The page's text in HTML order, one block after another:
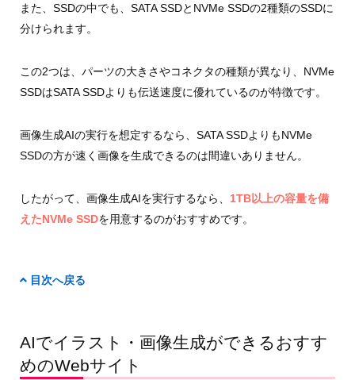
また、SSDの中でも、SATA SSDとNVMe SSDの2種類のSSDに
分けられます。
この2つは、パーツの大きさやコネクタの種類が異なり、NVMe
SSDはSATA SSDよりも伝送速度に優れているのが特徴です。
画像生成AIの実行を想定するなら、SATA SSDよりもNVMe
SSDの方が速く画像を生成できるのは間違いありません。
したがって、画像生成AIを実行するなら、 1TB以上の容量を備
えたNVMe SSDを用意するのがおすすめです。
目次へ戻る
AIでイラスト・画像生成ができるおすす
めのWebサイト